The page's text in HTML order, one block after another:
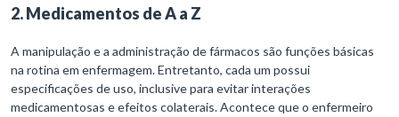
2. Medicamentos de A a Z
A manipulação e a administração de fármacos são funções básicas
na rotina em enfermagem. Entretanto, cada um possui
especificações de uso, inclusive para evitar interações
medicamentosas e efeitos colaterais. Acontece que o enfermeiro